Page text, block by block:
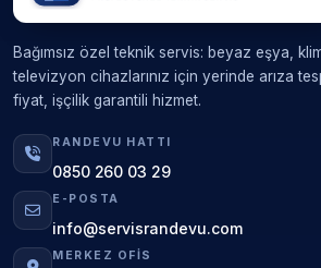
Bağımsız özel teknik servis: beyaz eşya,
televizyon cihazlarınız için yerinde arıza
fiyat, işçilik garantili hizmet.
RANDEVU HATTI
0850 260 03 29
E-POSTA
info@servisrandevu.com
MERKEZ OFIS